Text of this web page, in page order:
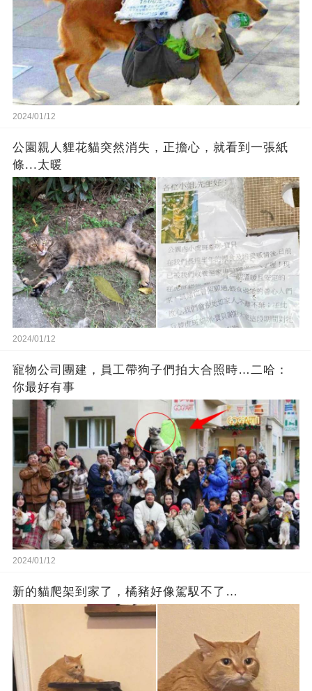
2024/01/12
公園親人貍花貓突然消失，正擔心，就看到一張紙
條...太暖
2024/01/12
寵物公司團建，員工帶狗子們拍大合照時…二哈：
你最好有事
2024/01/12
新的貓爬架到家了，橘豬好像駕馭不了…